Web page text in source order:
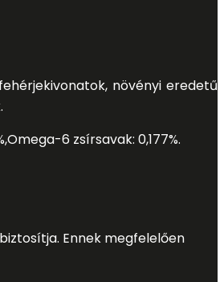
növényi eredetű
,Omega-6 zsírsavak: 0,177%.
Ennek megfelelően